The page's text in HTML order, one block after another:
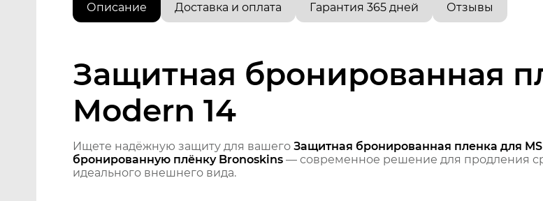
Описание Доставка и оплата Гарантия 365 дней Отзывы
Защитная бронированная
Modern 14
Ищете надёжную защиту для вашего Защитная бронированная пленка для
бронированную плёнку Bronoskins — современное решение для продления
идеального внешнего вида.